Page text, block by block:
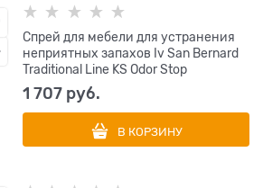
Спрей для мебели для устранения
неприятных запахов Iv San Bernard
Traditional Line KS Odor Stop
1 707 руб.
В КОРЗИНУ